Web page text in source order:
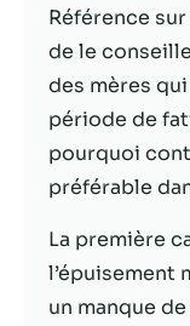
Référence
de le
des mères
période de
pourquoi
préférable
La première
l’épuisement
un manque